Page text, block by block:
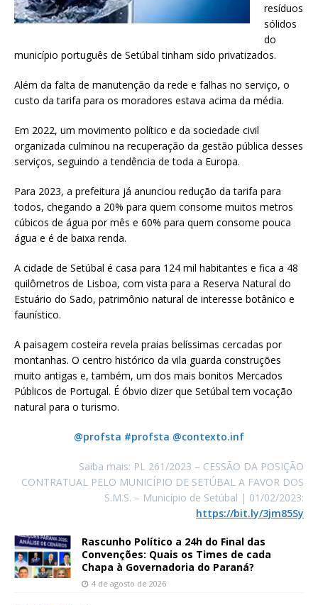
resíduos
sólidos
do
município português de Setúbal tinham sido privatizados.
Além da falta de manutenção da rede e falhas no serviço, o
custo da tarifa para os moradores estava acima da média.
Em 2022, um movimento político e da sociedade civil
organizada culminou na recuperação da gestão pública desses
serviços, seguindo a tendência de toda a Europa.
Para 2023, a prefeitura já anunciou redução da tarifa para
todos, chegando a 20% para quem consome muitos metros
cúbicos de água por mês e 60% para quem consome pouca
água e é de baixa renda.
A cidade de Setúbal é casa para 124 mil habitantes e fica a 48
quilômetros de Lisboa, com vista para a Reserva Natural do
Estuário do Sado, patrimônio natural de interesse botânico e
faunístico.
A paisagem costeira revela praias belíssimas cercadas por
montanhas. O centro histórico da vila guarda construções
muito antigas e, também, um dos mais bonitos Mercados
Públicos de Portugal. É óbvio dizer que Setúbal tem vocação
natural para o turismo.
@profsta #profsta @contexto.inf
Saiba mais: PL 261/2023 – CESSÃO DA POSIÇÃO
CONTRATUAL PELO MUNICÍPIO DE SETÚBAL A FAVOR DOS
S.M.S. – Município de Setúbal | 01/02/2023:
https://bit.ly/3jm85Sy
Rascunho Político a 24h do Final das
Convenções: Quais os Times de cada
Chapa à Governadoria do Paraná?
4 de agosto de 2026